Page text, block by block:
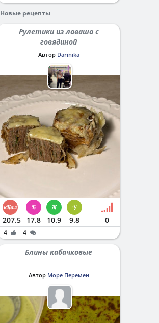
Новые рецепты
Рулетики из лаваша с
говядиной
Автор Darinika
207.5 17.8 10.9 9.8 0
4 4
Блины кабачковые
Автор Море Перемен